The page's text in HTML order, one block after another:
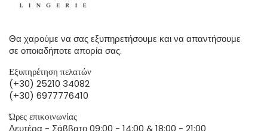
Θα χαρούμε να σας εξυπηρετήσουμε και να απαντήσουμε
σε οποιαδήποτε απορία σας.
Εξυπηρέτηση πελατών
(+30) 25210 34082
(+30) 6977776410
Ώρες επικοινωνίας
Δευτέρα - Σάββατο 09:00 - 14:00 & 18:00 - 21:00